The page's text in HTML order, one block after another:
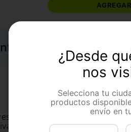
Adicional
de Felix Pate Salmon X
a base de salmón, contiene
¿Desde
nos
Selecciona tu
productos
envío en